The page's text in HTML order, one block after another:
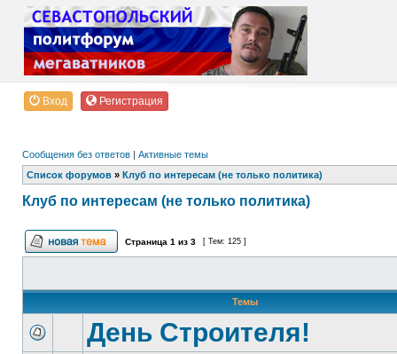
Вход Регистрация
Сообщения без ответов | Активные темы
Список форумов » Клуб по интересам (не только политика)
Клуб по интересам (не только политика)
Страница 1 из 3 [ Тем: 125 ]
Темы
День Строителя!